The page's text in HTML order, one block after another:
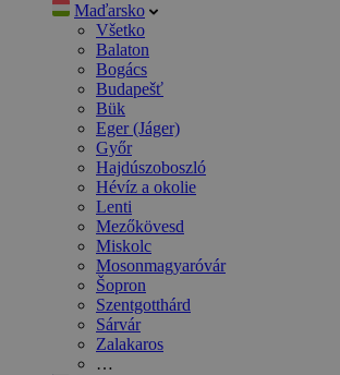
Maďarsko
Všetko
Balaton
Bogács
Budapešť
Bük
Eger (Jáger)
Győr
Hajdúszoboszló
Hévíz a okolie
Lenti
Mezőkövesd
Miskolc
Mosonmagyaróvár
Šopron
Szentgotthárd
Sárvár
Zalakaros
…